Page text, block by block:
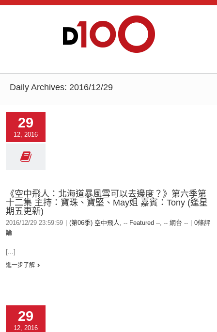
Daily Archives: 2016/12/29
29
12, 2016
《空中飛人：北海道暴風雪可以去邊度？》第六季第
十二集 主持：寶珠、寶堅、May姐 嘉賓：Tony (逢星
期五更新)
2016/12/29 23:59:59 (第06季) 空中飛人, -- Featured --, -- 網台 --
0條評
論
[...]
進一步了解
29
12, 2016